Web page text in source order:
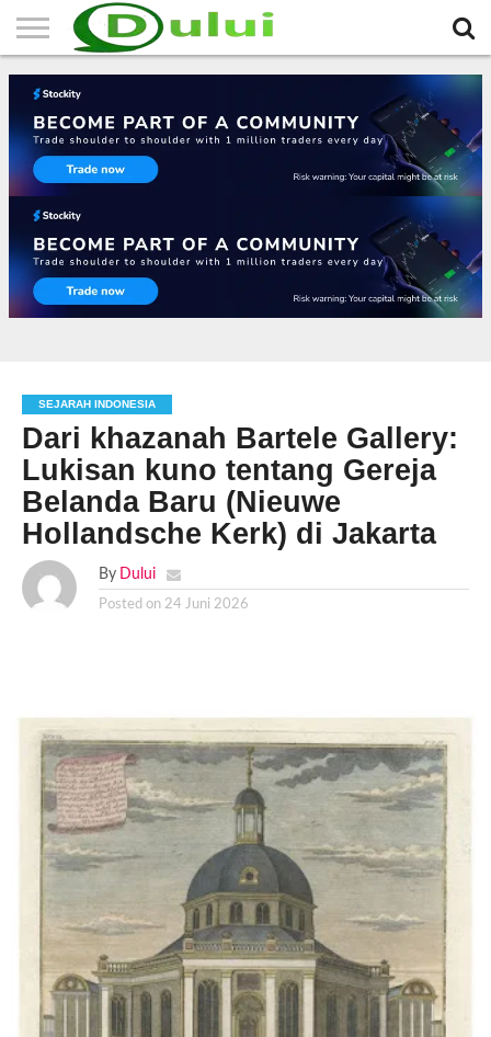
HOME
TERBARU
BERITA
SEJARAH
KOMUNITAS
IKLAN
RELIGI
LAINNYA
MITRA
SEJARAH INDONESIA
Dari khazanah Bartele Gallery:
Lukisan kuno tentang Gereja
Belanda Baru (Nieuwe
Hollandsche Kerk) di Jakarta
By Dului
Posted on 24 Juni 2026